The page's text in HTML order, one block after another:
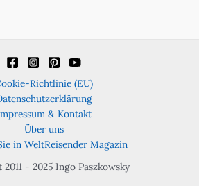
Richtlinie (EU)
& Kontakt
Über uns
in WeltReisender Magazin
- 2025 Ingo Paszkowsky